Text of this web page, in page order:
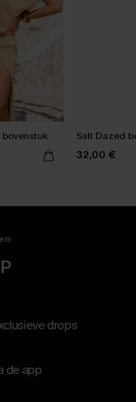
Salt Dazed
32,00 €
drops
de app